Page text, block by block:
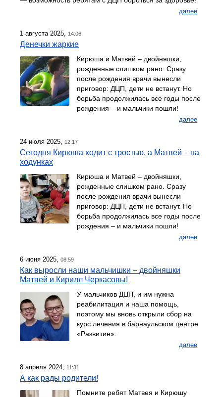
далее
1 августа 2025, 14:06
Денечки жаркие
Кирюша и Матвей – двойняшки,
рожденные слишком рано. Сразу
после рождения врачи вынесли
приговор: ДЦП, дети не встанут. Но
борьба продолжилась все годы после
рождения – и мальчики пошли!
далее
24 июля 2025, 12:17
Сегодня Кирюша ходит с тростью, а Матвей – на
ходунках
Кирюша и Матвей – двойняшки,
рожденные слишком рано. Сразу
после рождения врачи вынесли
приговор: ДЦП, дети не встанут. Но
борьба продолжилась все годы после
рождения – и мальчики пошли!
далее
6 июня 2025, 08:59
Как выросли наши мальчишки – двойняшки
Матвей и Кирилл Черкасовы!
У мальчиков ДЦП, и им нужна
реабилитация и наша помощь,
поэтому мы вновь открыли сбор на
курс лечения в барнаульском центре
«Развитие».
далее
8 апреля 2024, 11:31
А как рады родители!
Помните ребят Матвея и Кирюшу